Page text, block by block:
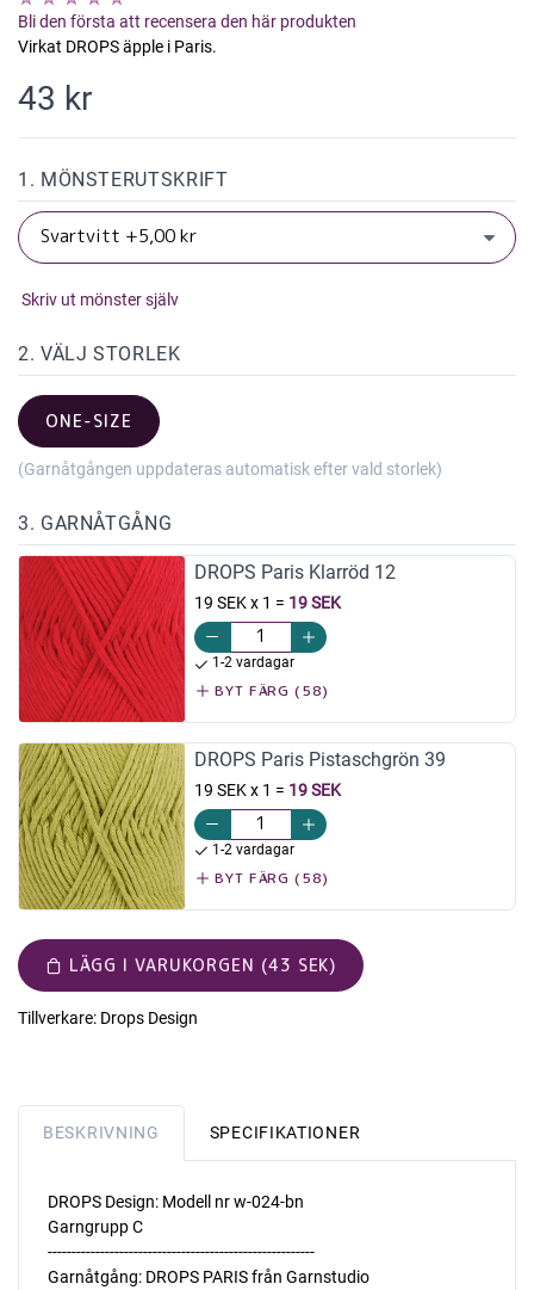
Bli den första att recensera den här produkten
Virkat DROPS äpple i Paris.
43 kr
1. MÖNSTERUTSKRIFT
Skriv ut mönster själv
2. VÄLJ STORLEK
ONE-SIZE
(Garnåtgången uppdateras automatisk efter vald storlek)
3. GARNÅTGÅNG
DROPS Paris Klarröd 12
19 SEK x 1 = 19 SEK
1-2 vardagar
BYT FÄRG (58)
DROPS Paris Pistaschgrön 39
19 SEK x 1 = 19 SEK
1-2 vardagar
BYT FÄRG (58)
LÄGG I VARUKORGEN (43 SEK)
Tillverkare: Drops Design
BESKRIVNING SPECIFIKATIONER
DROPS Design: Modell nr w-024-bn
Garngrupp C
--------------------------------------------------------
Garnåtgång: DROPS PARIS från Garnstudio